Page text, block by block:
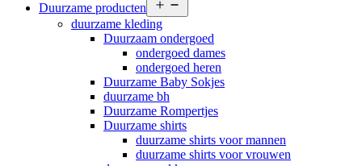
Duurzame producten
menu
duurzame kleding
Duurzaam ondergoed
ondergoed dames
ondergoed heren
Duurzame Baby Sokjes
duurzame bh
Duurzame Rompertjes
Duurzame shirts
duurzame shirts voor mannen
duurzame shirts voor vrouwen